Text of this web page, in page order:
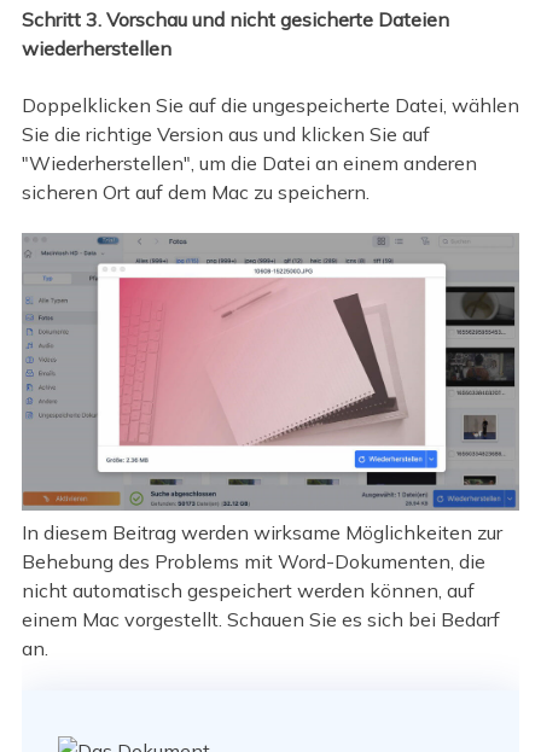
Schritt 3. Vorschau und nicht gesicherte Dateien
wiederherstellen
Doppelklicken Sie auf die ungespeicherte Datei, wählen
Sie die richtige Version aus und klicken Sie auf
"Wiederherstellen", um die Datei an einem anderen
sicheren Ort auf dem Mac zu speichern.
In diesem Beitrag werden wirksame Möglichkeiten zur
Behebung des Problems mit Word-Dokumenten, die
nicht automatisch gespeichert werden können, auf
einem Mac vorgestellt. Schauen Sie es sich bei Bedarf
an.